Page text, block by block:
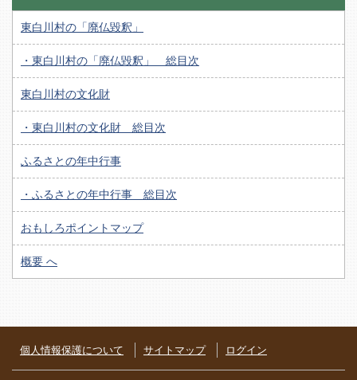
東白川村の「廃仏毀釈」
・東白川村の「廃仏毀釈」 総目次
東白川村の文化財
・東白川村の文化財 総目次
ふるさとの年中行事
・ふるさとの年中行事 総目次
おもしろポイントマップ
概要 へ
個人情報保護について サイトマップ ログイン